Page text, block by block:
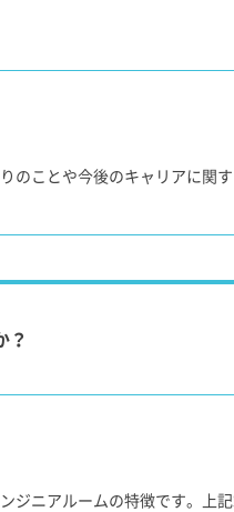
ことや今後のキャリアに関
？
ニアルームの特徴です。上